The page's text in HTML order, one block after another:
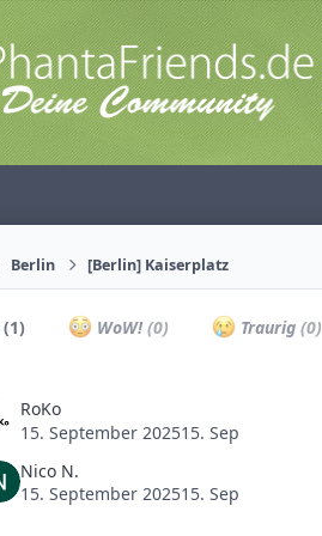
Berlin [Berlin] Kaiserplatz
(1) WoW!(0) Traurig(0)
RoKo
15. September 202515. Sep
Nico N.
15. September 202515. Sep